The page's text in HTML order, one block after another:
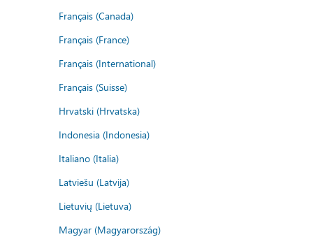
Français (Canada)
Français (France)
Français (International)
Français (Suisse)
Hrvatski (Hrvatska)
Indonesia (Indonesia)
Italiano (Italia)
Latviešu (Latvija)
Lietuvių (Lietuva)
Magyar (Magyarország)